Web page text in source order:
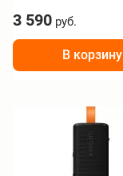
3 590 руб.
В корзину